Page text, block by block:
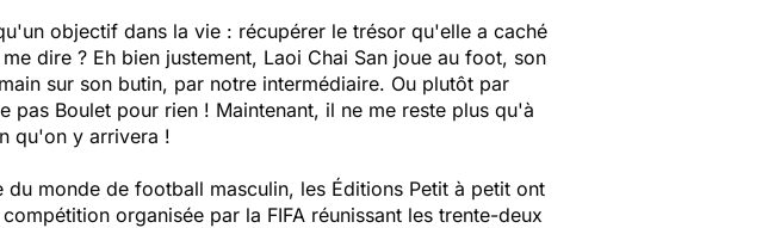
objectif dans la vie : récupérer le trésor qu'elle a caché
dire ? Eh bien justement, Laoi Chai San joue au foot, son
sur son butin, par notre intermédiaire. Ou plutôt par
Boulet pour rien ! Maintenant, il ne me reste plus qu'à
qu'on y arrivera !
monde de football masculin, les Éditions Petit à petit ont
organisée par la FIFA réunissant les trente-deux